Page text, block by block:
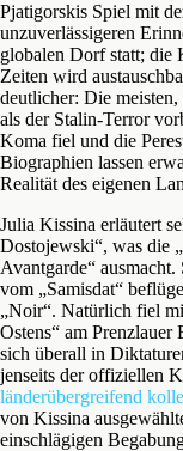
Pjatigorskis Spiel mit
unzuverlässigeren
globalen Dorf statt; die
Zeiten wird
deutlicher: Die meisten,
als der Stalin-Terror
Koma fiel und die
Biographien lassen
Realität des eigenen
Julia Kissina erläutert
Dostojewski“, was die
Avantgarde“
vom „Samisdat“
„Noir“. Natürlich fiel
Ostens“ am
sich überall in
jenseits der offiziellen
länderübergreifend
von Kissina
einschlägigen